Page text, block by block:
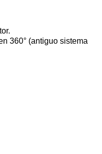
360° (antiguo sistema